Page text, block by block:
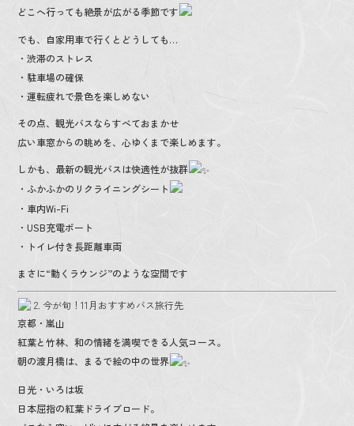
どこへ行っても絶景が広がる季節です
でも、自家用車で行くとどうしても…
・渋滞のストレス
・駐車場の確保
・運転疲れで景色を楽しめない
その点、観光バスならすべておまかせ
広い車窓からの眺めを、心ゆくまで楽しめます。
しかも、最新の観光バスは快適性が抜群
・ふかふかのリクライニングシート
・車内Wi-Fi
・USB充電ポート
・トイレ付き長距離車両
まさに“動くラウンジ”のような空間です
2. 今が旬！11月おすすめバス旅行先
京都・嵐山
紅葉と竹林、和の情緒を満喫できる人気コース。
朝の渡月橋は、まるで絵の中の世界
日光・いろは坂
日本屈指の紅葉ドライブロード。